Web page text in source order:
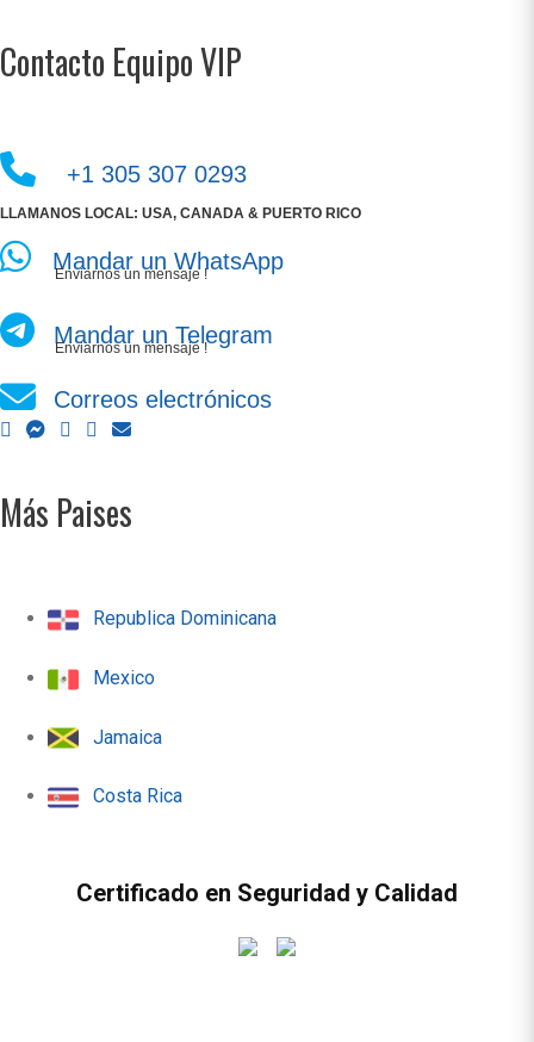
Contacto Equipo VIP
+1 305 307 0293
LLAMANOS LOCAL: USA, CANADA & PUERTO RICO
Mandar un WhatsApp
Enviarnos un mensaje !
Mandar un Telegram
Enviarnos un mensaje !
Correos electrónicos
Más Paises
Republica Dominicana
Mexico
Jamaica
Costa Rica
Certificado en Seguridad y Calidad